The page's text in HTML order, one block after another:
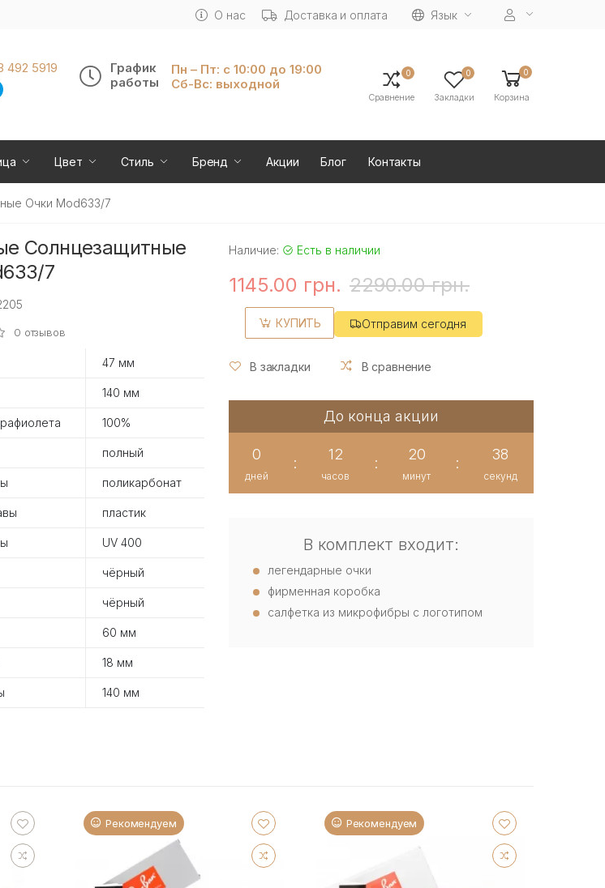
О нас Доставка и оплата Язык
492 5919
График
работы
Пн – Пт: с 10:00 до 19:00
Сб-Вс: выходной
0
Сравнение
0
Закладки
0
Корзина
Цвет Стиль Бренд Акции Блог Контакты
Очки Mod633/7
Солнцезащитные
7
0 отзывов
47 мм
140 мм
100%
полный
поликарбонат
пластик
UV 400
чёрный
чёрный
60 мм
18 мм
140 мм
Наличие: Есть в наличии
1145.00 грн. 2290.00 грн.
КУПИТЬ Отправим сегодня
В закладки В сравнение
До конца акции
0
дней
:
12
часов
:
20
минут
:
38
секунд
В комплект входит:
легендарные очки
фирменная коробка
салфетка из микрофибры с логотипом
Рекомендуем Рекомендуем